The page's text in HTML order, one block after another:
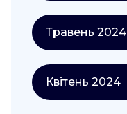
Травень 2024
Квітень 2024